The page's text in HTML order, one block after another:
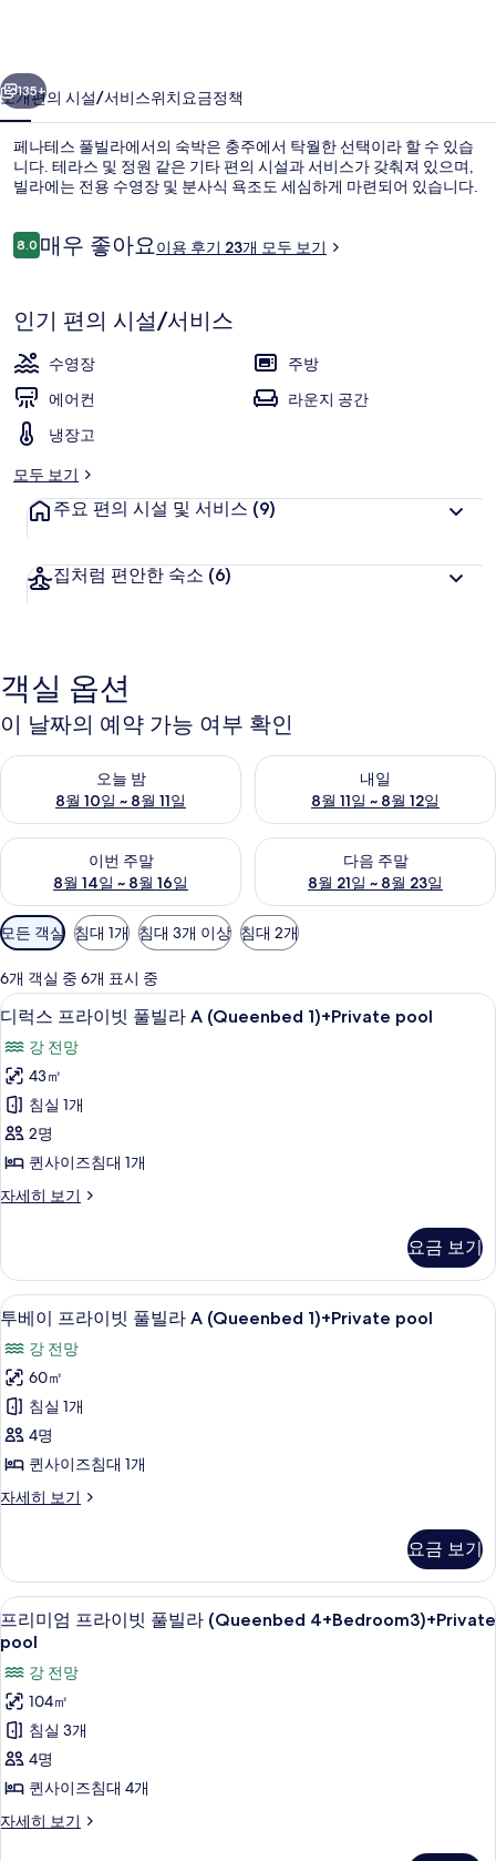
의
사
진
갤
러
리
다음
135+
소개편의 시설/서비스위치요금정책
페나테스 풀빌라에서의 숙박은 충주에서 탁월한 선택이라 할 수 있습
니다. 테라스 및 정원 같은 기타 편의 시설과 서비스가 갖춰져 있으며,
빌라에는 전용 수영장 및 분사식 욕조도 세심하게 마련되어 있습니다.
이
용
기
8.010점 만점 중 8.0점.
매우 좋아요이용 후기 23개 모두 보기
인기 편의 시설/서비스
수영장
주방
에어컨
라운지 공간
냉장고
모두 보기
주요 편의 시설 및 서비스 (9)
집처럼 편안한 숙소 (6)
객실 옵션
이 날짜의 예약 가능 여부 확인
오늘 밤
8월 10일 ~ 8월 11일
오늘 밤 예약 가능 여부 확인, 8월 10일 ~ 8월 11일
내일
8월 11일 ~ 8월 12일
내일 예약 가능 여부 확인, 8월
이번 주말
8월 14일 ~ 8월 16일
이번 주말 예약 가능 여부 확인, 8월 14일 ~ 8월 16일
다음 주말
8월 21일 ~ 8월 23일
다음 주말 예약 가능 여부 확인
객
실
에
사
용
가
능
한
필
터
모든 객실 침대 1개 침대 3개 이상 침대 2개
6개 객실 중 6개 표시 중
디
럭
스
프
라
이
풀
라
A
(Queenbed
1)+Private
pool
사
진
모
보
오리/거위털 이불, 템퍼페딕 침대, 암막
37
디럭스 프라이빗 풀빌라 A (Queenbed 1)+Private pool
강 전망
43㎡
침실 1개
2명
퀸사이즈침대 1개
자세히 보기
디
라
이
빗
풀
빌
라
A
(Queenbed
1)+Private
pool
자
세
요금 보기
투
베
이
프
라
이
풀
라
A
(Queenbed
1)+Private
pool
사
진
모
두
보
투베이 프라이빗 풀빌라 A
42
투베이 프라이빗 풀빌라 A (Queenbed 1)+Private pool
강 전망
60㎡
침실 1개
4명
퀸사이즈침대 1개
자세히 보기
투
라
이
빗
풀
빌
라
A
(Queenbed
1)+Private
pool
세
히
보
요금 보기
프
리
미
엄
프
라
이
빗
프리미엄 프라이빗 풀빌라
24
프리미엄 프라이빗 풀빌라 (Queenbed 4+Bedroom3)+Private
pool
강 전망
104㎡
침실 3개
4명
퀸사이즈침대 4개
자세히 보기
프